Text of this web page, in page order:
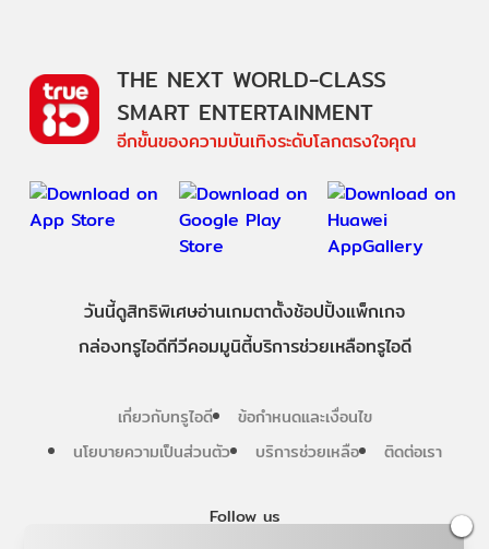
Follow us
THE NEXT WORLD-CLASS
SMART ENTERTAINMENT
อีกขั้นของความบันเทิงระดับโลกตรงใจคุณ
วันนี้ดูสิทธิพิเศษอ่านเกมตาตั้งช้อปปิ้งแพ็กเกจ
กล่องทรูไอดีทีวีคอมมูนิตี้บริการช่วยเหลือทรูไอดี
เกี่ยวกับทรูไอดี
ข้อกำหนดและเงื่อนไข
นโยบายความเป็นส่วนตัว
บริการช่วยเหลือ ติดต่อเรา